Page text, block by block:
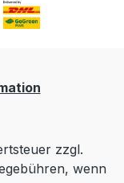
zzgl.
wenn